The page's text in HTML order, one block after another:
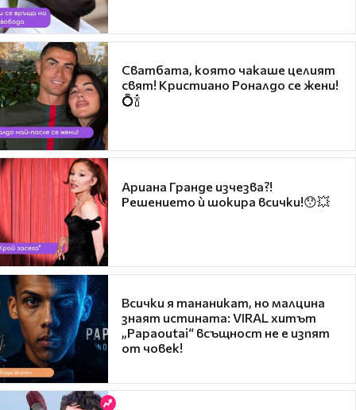
Сватбата, която чакаше целият
свят! Кристиано Роналдо се жени!
💍🍾
Ариана Гранде изчезва?!
Решението ѝ шокира всички!😯💥
Всички я тананикат, но малцина
знаят истината: VIRAL хитът
„Papaoutai“ всъщност не е изпят
от човек!